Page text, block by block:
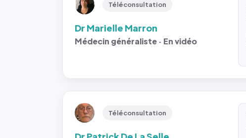
Téléconsultation
Dr Marielle Marron
Médecin généraliste · En vidéo
Téléconsultation